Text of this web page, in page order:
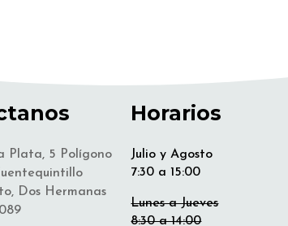
Plata, 5 Polígono
Dos Hermanas
Horarios
Julio y Agosto
7:30 a 15:00
Lunes a Jueves
8:30 a 14:00